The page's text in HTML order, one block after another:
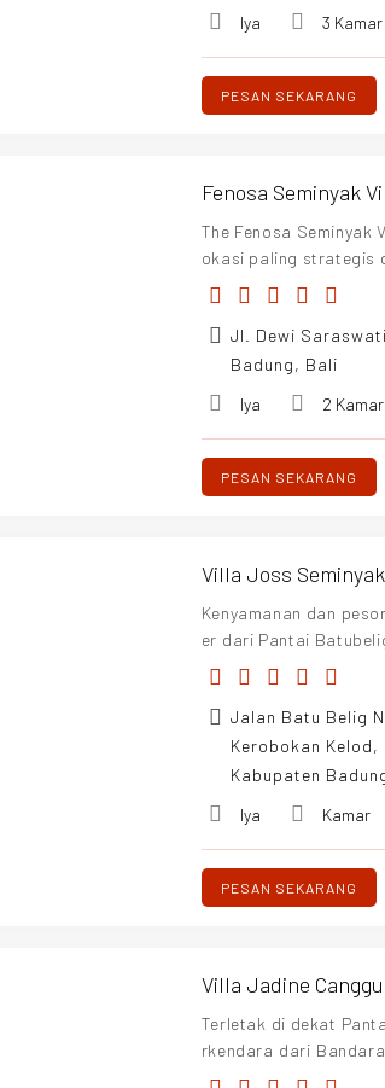
ngan 3 (tiga) kamar
ghadap ke
Iya
3 Kamar
PESAN SEKARANG
Fenosa Seminyak
The Fenosa
okasi paling strategis
ngan daerah
an kelas dunia, masa
n yang
Jl. Dewi
Badung, Bali
Iya
2 Kamar
PESAN SEKARANG
Villa Joss
Kenyamanan dan
er dari Pantai
menit dari butik,
kehidupan tropis
khas Bali.
Jalan Batu Belig
Kerobokan
Kabupaten
Iya
Kamar
PESAN SEKARANG
Villa Jadine Canggu
Terletak di dekat
rkendara dari
Vintage Etnik Mewah.